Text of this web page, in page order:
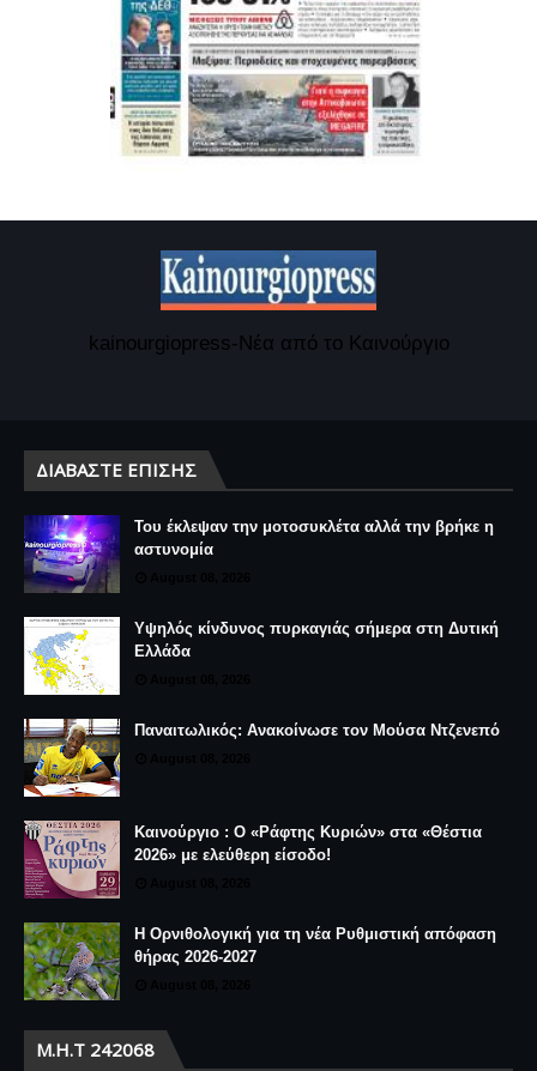
kainourgiopress-Νέα από το Καινούργιο
ΔΙΑΒΆΣΤΕ ΕΠΊΣΗΣ
Του έκλεψαν την μοτοσυκλέτα αλλά την βρήκε η
αστυνομία
Υψηλός κίνδυνος πυρκαγιάς σήμερα στη Δυτική
Ελλάδα
Παναιτωλικός: Ανακοίνωσε τον Μούσα Ντζενεπό
Καινούργιο : Ο «Ράφτης Κυριών» στα «Θέστια
2026» με ελεύθερη είσοδο!
Η Ορνιθολογική για τη νέα Ρυθμιστική απόφαση
θήρας 2026-2027
Μ.Η.Τ 242068